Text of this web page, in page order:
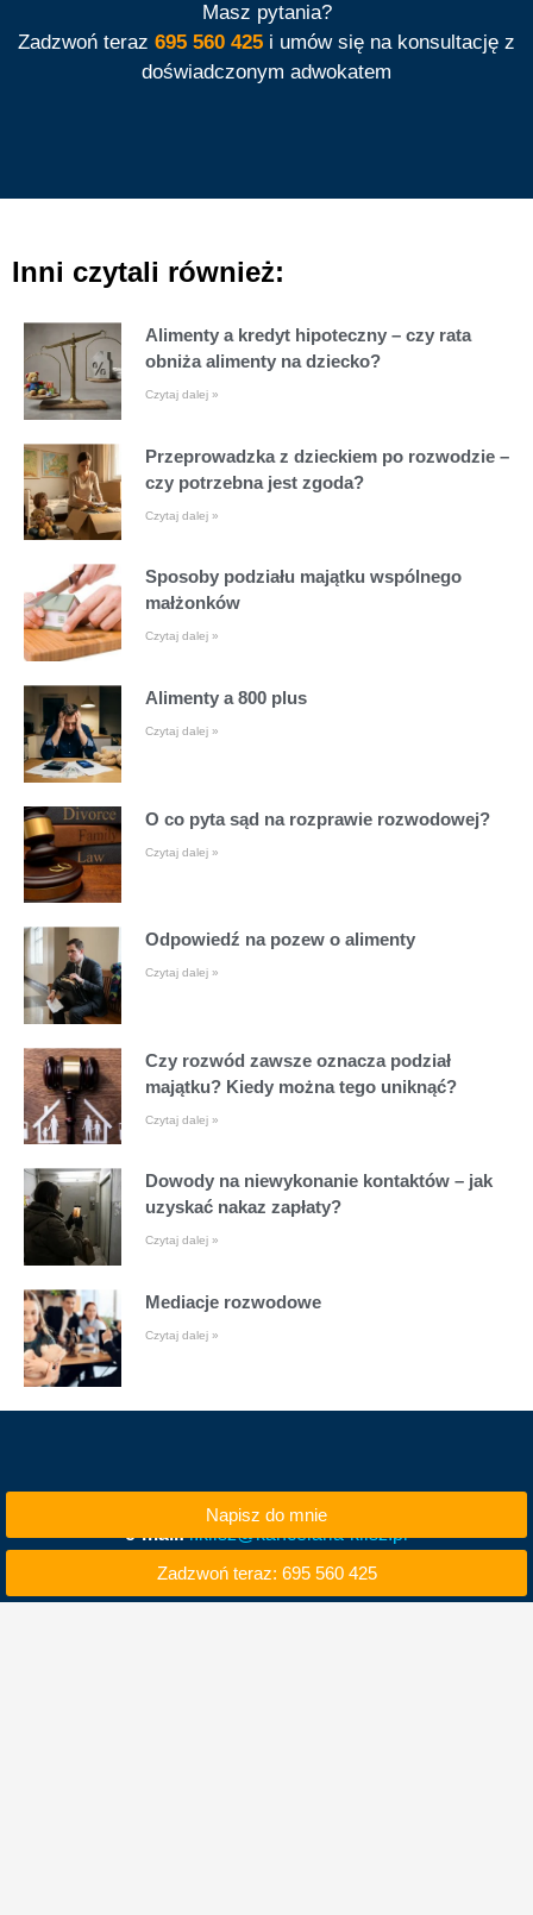
Masz pytania?
Zadzwoń teraz 695 560 425 i umów się na konsultację z
doświadczonym adwokatem
Inni czytali również:
Alimenty a kredyt hipoteczny – czy rata
obniża alimenty na dziecko?
Czytaj dalej »
Przeprowadzka z dzieckiem po rozwodzie –
czy potrzebna jest zgoda?
Czytaj dalej »
Sposoby podziału majątku wspólnego
małżonków
Czytaj dalej »
Alimenty a 800 plus
Czytaj dalej »
O co pyta sąd na rozprawie rozwodowej?
Czytaj dalej »
Odpowiedź na pozew o alimenty
Czytaj dalej »
Czy rozwód zawsze oznacza podział
majątku? Kiedy można tego uniknąć?
Czytaj dalej »
Dowody na niewykonanie kontaktów – jak
uzyskać nakaz zapłaty?
Czytaj dalej »
Mediacje rozwodowe
Czytaj dalej »
e-mail: i.klisz@kancelaria-klisz.pl
Napisz do mnie
Zadzwoń teraz: 695 560 425